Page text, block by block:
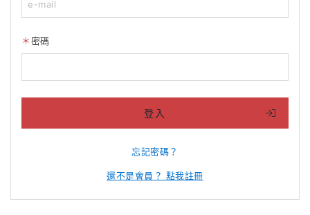
密碼
登入
忘記密碼？
還不是會員？ 點我註冊